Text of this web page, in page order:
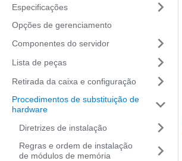
Especificações
Opções de gerenciamento
Componentes do servidor
Lista de peças
Retirada da caixa e configuração
Procedimentos de substituição de
hardware
Diretrizes de instalação
Regras e ordem de instalação
de módulos de memória